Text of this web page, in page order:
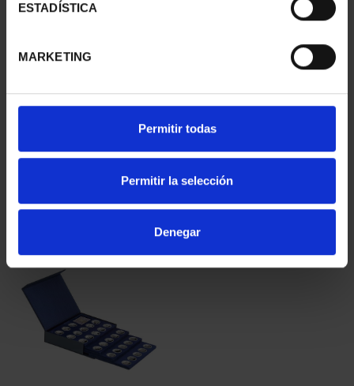
ESTADÍSTICA
MARKETING
Permitir todas
Permitir la selección
Denegar
PROVINCIA 3
registrados
PROVINCIA 4
registrados